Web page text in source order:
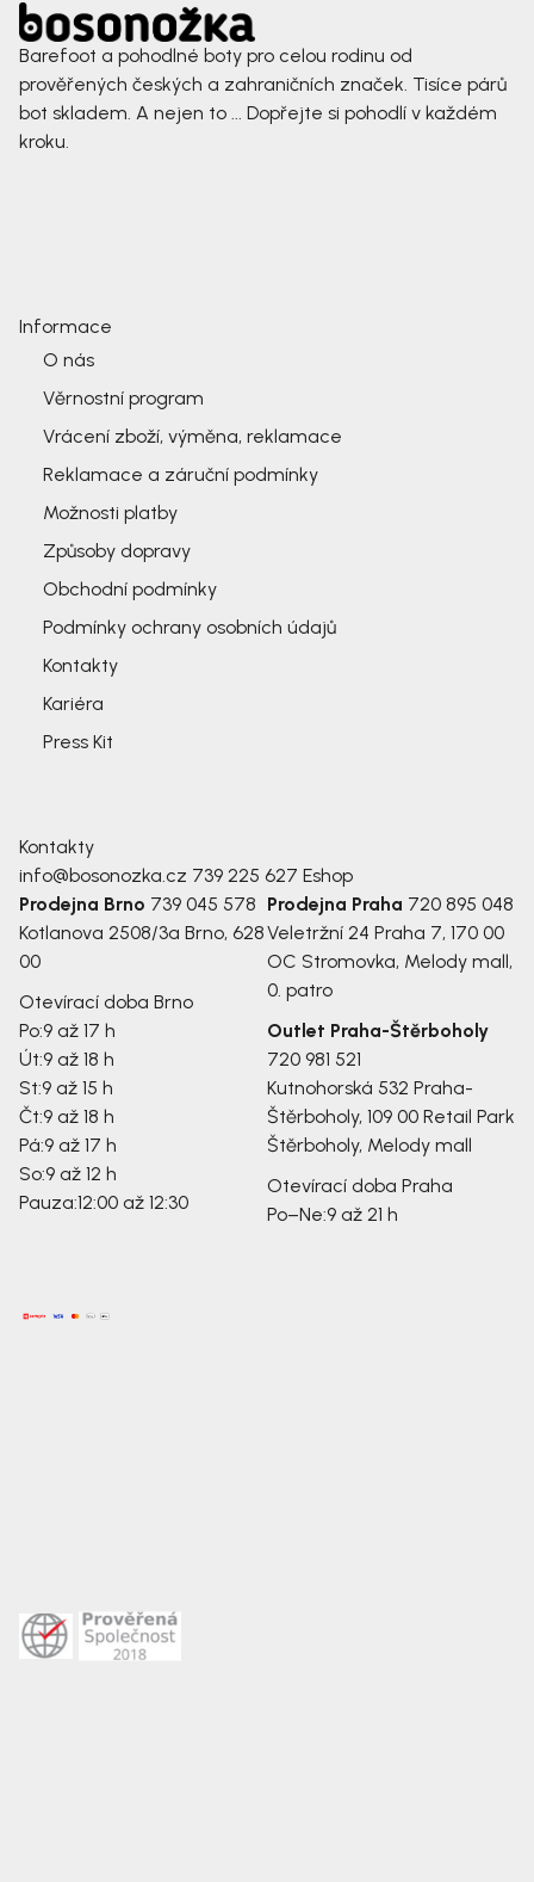
Barefoot a pohodlné boty pro celou rodinu od
prověřených českých a zahraničních značek. Tisíce párů
bot skladem. A nejen to ... Dopřejte si pohodlí v každém
kroku.
Informace
O nás
Věrnostní program
Vrácení zboží, výměna, reklamace
Reklamace a záruční podmínky
Možnosti platby
Způsoby dopravy
Obchodní podmínky
Podmínky ochrany osobních údajů
Kontakty
Kariéra
Press Kit
Kontakty
info@bosonozka.cz 739 225 627 Eshop
Prodejna Brno 739 045 578
Kotlanova 2508/3a Brno, 628
00
Otevírací doba Brno
Po:9 až 17 h
Út:9 až 18 h
St:9 až 15 h
Čt:9 až 18 h
Pá:9 až 17 h
So:9 až 12 h
Pauza:12:00 až 12:30
Prodejna Praha 720 895 048
Veletržní 24 Praha 7, 170 00
OC Stromovka, Melody mall,
0. patro
Outlet Praha-Štěrboholy
720 981 521
Kutnohorská 532 Praha-
Štěrboholy, 109 00 Retail Park
Štěrboholy, Melody mall
Otevírací doba Praha
Po–Ne:9 až 21 h